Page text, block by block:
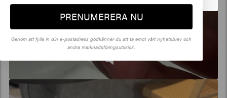
PRENUMERERA NU
Genom att fylla in din e-postadress godkänner du att ta emot vårt nyhetsbrev och
andra marknadsföringsutskick.